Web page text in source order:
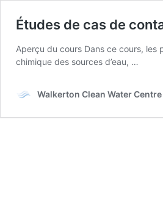
Études de cas de
Aperçu du cours Dans ce cours,
chimique des sources d’eau, …
Walkerton Clean Water Centre